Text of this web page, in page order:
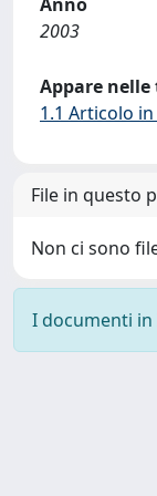
2003
Appare
1.1 Articolo
File in questo
Non ci sono
I documenti